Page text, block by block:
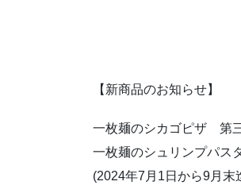
【新商品のお知らせ】
一枚麺のシカゴピザ 第
一枚麺のシュリンプパス
(2024年7月1日から9月末